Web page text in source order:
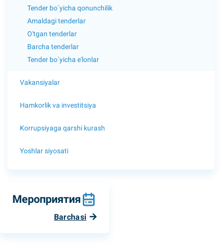
Tender bo`yicha qonunchilik
Amaldagi tenderlar
O'tgan tenderlar
Barcha tenderlar
Tender bo`yicha e'lonlar
Vakansiyalar
Hamkorlik va investitsiya
Korrupsiyaga qarshi kurash
Yoshlar siyosati
Мероприятия
Barchasi